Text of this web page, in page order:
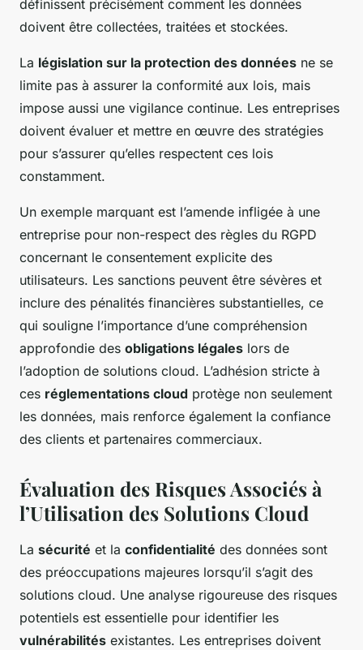
définissent précisément comment les données
doivent être collectées, traitées et stockées.
La législation sur la protection des données ne se
limite pas à assurer la conformité aux lois, mais
impose aussi une vigilance continue. Les entreprises
doivent évaluer et mettre en œuvre des stratégies
pour s’assurer qu’elles respectent ces lois
constamment.
Un exemple marquant est l’amende infligée à une
entreprise pour non-respect des règles du RGPD
concernant le consentement explicite des
utilisateurs. Les sanctions peuvent être sévères et
inclure des pénalités financières substantielles, ce
qui souligne l’importance d’une compréhension
approfondie des obligations légales lors de
l’adoption de solutions cloud. L’adhésion stricte à
ces réglementations cloud protège non seulement
les données, mais renforce également la confiance
des clients et partenaires commerciaux.
Évaluation des Risques Associés à
l’Utilisation des Solutions Cloud
La sécurité et la confidentialité des données sont
des préoccupations majeures lorsqu’il s’agit des
solutions cloud. Une analyse rigoureuse des risques
potentiels est essentielle pour identifier les
vulnérabilités existantes. Les entreprises doivent